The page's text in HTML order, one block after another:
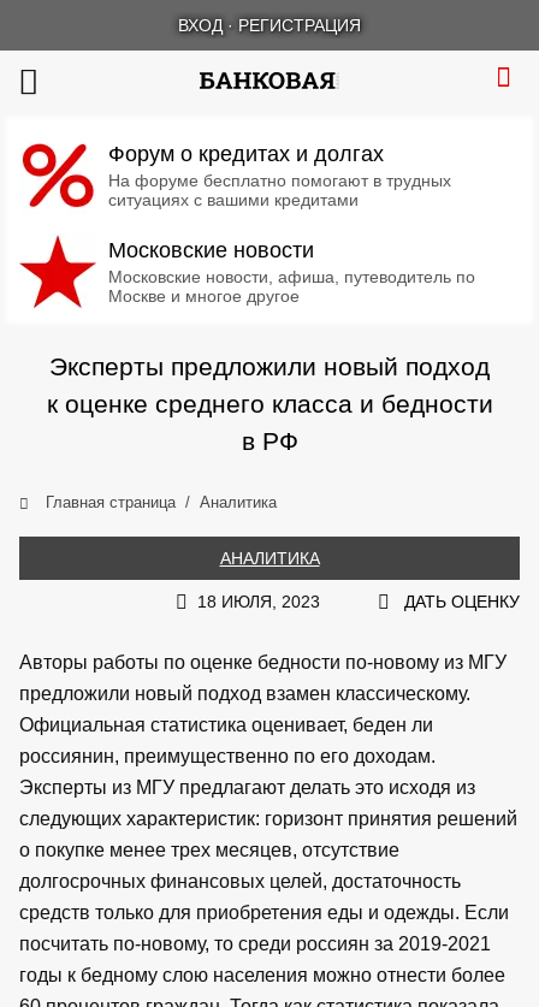
ВХОД · РЕГИСТРАЦИЯ
Форум о кредитах и долгах
На форуме бесплатно помогают в трудных
ситуациях с вашими кредитами
Московские новости
Московские новости, афиша, путеводитель по
Москве и многое другое
Эксперты предложили новый подход
к оценке среднего класса и бедности
в РФ
Главная страница Аналитика
АНАЛИТИКА
18 ИЮЛЯ, 2023 ДАТЬ ОЦЕНКУ
Авторы работы по оценке бедности по-новому из МГУ
предложили новый подход взамен классическому.
Официальная статистика оценивает, беден ли
россиянин, преимущественно по его доходам.
Эксперты из МГУ предлагают делать это исходя из
следующих характеристик: горизонт принятия решений
о покупке менее трех месяцев, отсутствие
долгосрочных финансовых целей, достаточность
средств только для приобретения еды и одежды. Если
посчитать по-новому, то среди россиян за 2019-2021
годы к бедному слою населения можно отнести более